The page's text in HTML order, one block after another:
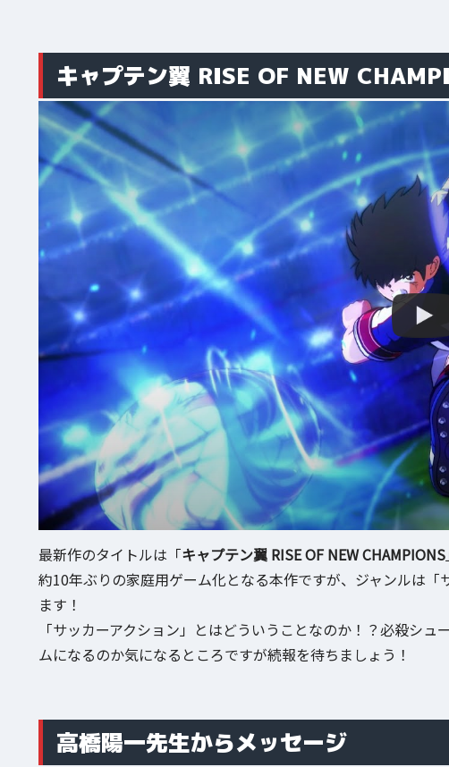
キャプテン翼 RISE OF NEW
最新作のタイトルは「キャプテン翼 RISE OF NEW CHAMPIONS
約10年ぶりの家庭用ゲーム化となる本作ですが、ジャンルは「
ます！
「サッカーアクション」とはどういうことなのか！？必殺シュ
ムになるのか気になるところですが続報を待ちましょう！
高橋陽一先生からメッセージ